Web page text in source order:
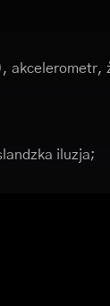
akcelerometr,
iluzja;